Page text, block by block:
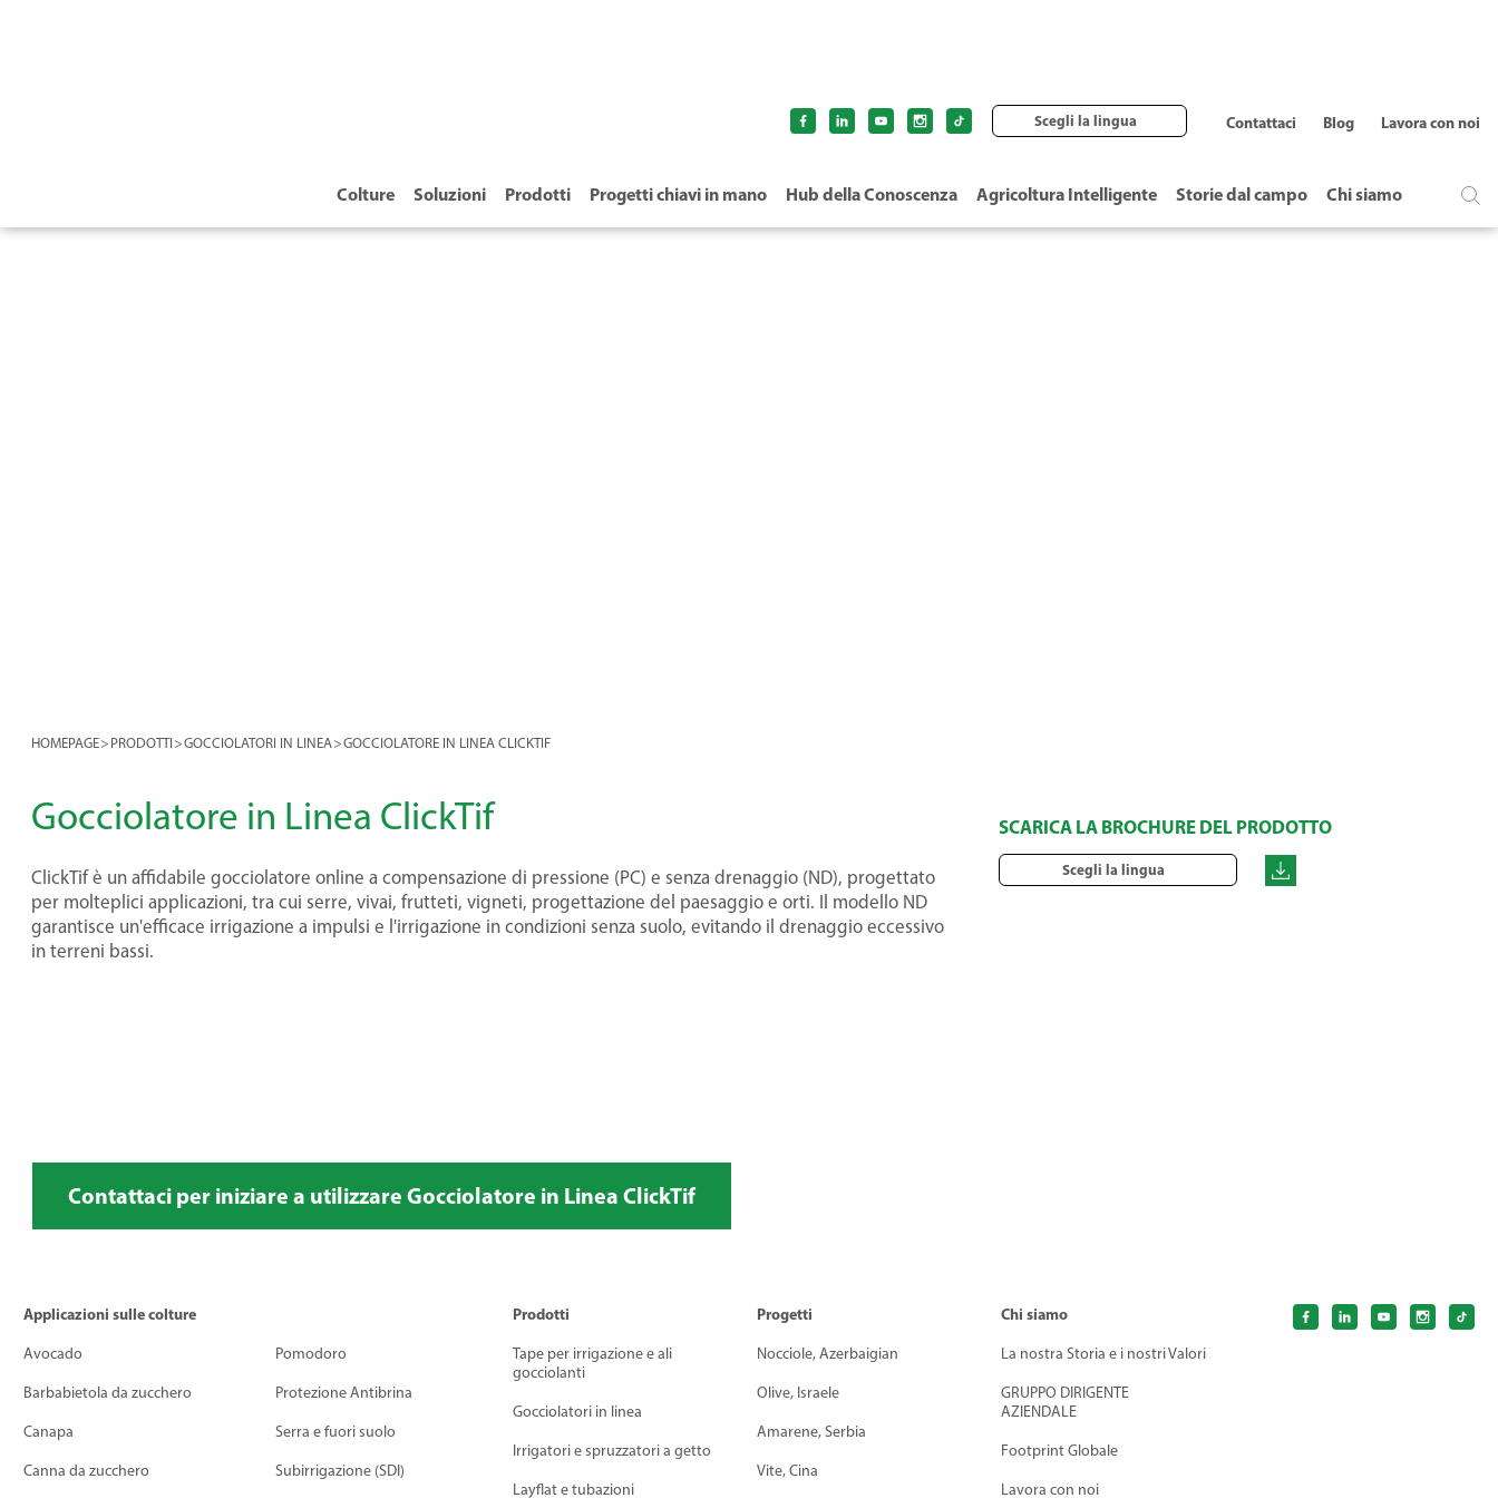
Colture Soluzioni Prodotti Progetti chiavi in mano Hub della Conoscenza Agricoltura Intelligente Storie dal campo Chi siamo
Contattaci Blog Lavora con noi
Scegli la lingua
HOMEPAGE> PRODOTTI >GOCCIOLATORI IN LINEA>GOCCIOLATORE IN LINEA CLICKTIF
Gocciolatore in Linea ClickTif
ClickTif è un affidabile gocciolatore online a compensazione di pressione (PC) e senza drenaggio (ND), progettato
per molteplici applicazioni, tra cui serre, vivai, frutteti, vigneti, progettazione del paesaggio e orti. Il modello ND
garantisce un'efficace irrigazione a impulsi e l'irrigazione in condizioni senza suolo, evitando il drenaggio eccessivo
in terreni bassi.
Contattaci per iniziare a utilizzare Gocciolatore in Linea ClickTif
SCARICA LA BROCHURE DEL PRODOTTO
Scegli la lingua
Applicazioni sulle colture
Avocado
Barbabietola da zucchero
Canapa
Canna da zucchero
Pomodoro
Protezione Antibrina
Serra e fuori suolo
Subirrigazione (SDI)
Prodotti
Tape per irrigazione e ali
gocciolanti
Gocciolatori in linea
Irrigatori e spruzzatori a getto
Layflat e tubazioni
Progetti
Nocciole, Azerbaigian
Olive, Israele
Amarene, Serbia
Vite, Cina
Chi siamo
La nostra Storia e i nostri Valori
GRUPPO DIRIGENTE
AZIENDALE
Footprint Globale
Lavora con noi